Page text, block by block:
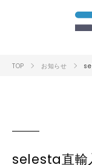
TOP お知らせ
selesta直輸